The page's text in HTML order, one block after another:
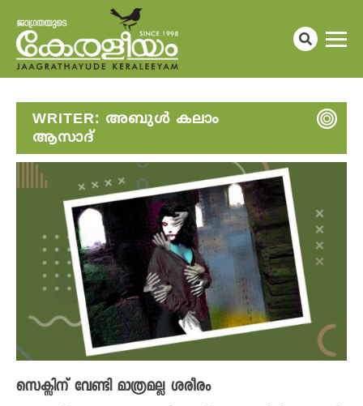
WRITER: അബുൾ കലാം
ആസാദ്
സെക്സിന് വേണ്ടി മാത്രമല്ല ശരീരം